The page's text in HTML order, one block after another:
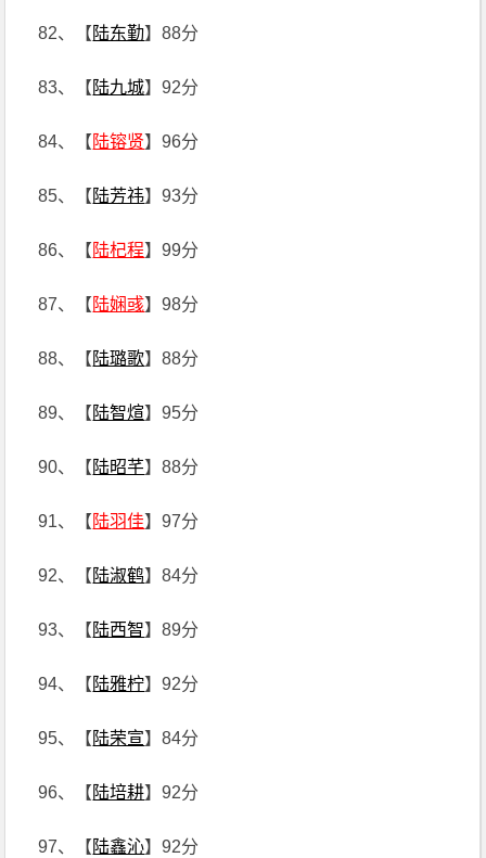
82、【陆东勤】88分
83、【陆九城】92分
84、【陆镕贤】96分
85、【陆芳祎】93分
86、【陆杞程】99分
87、【陆娴彧】98分
88、【陆璐歌】88分
89、【陆智煊】95分
90、【陆昭芊】88分
91、【陆羽佳】97分
92、【陆淑鹤】84分
93、【陆西智】89分
94、【陆雅柠】92分
95、【陆荣宣】84分
96、【陆培耕】92分
97、【陆鑫沁】92分